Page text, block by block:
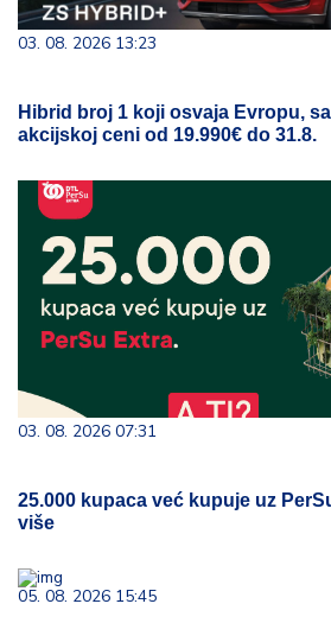
03. 08. 2026 13:23
Hibrid broj 1 koji osvaja Evropu,
akcijskoj ceni od 19.990€ do 31.8.
03. 08. 2026 07:31
25.000 kupaca već kupuje uz
više
05. 08. 2026 15:45